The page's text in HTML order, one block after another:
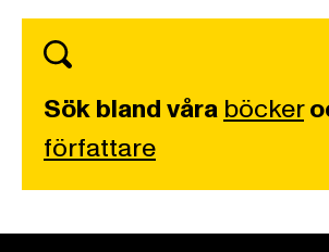
Sök bland våra böcker
författare